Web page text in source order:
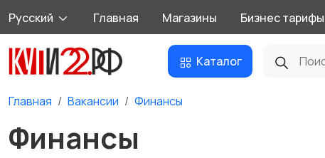
Русский Главная Магазины Бизнес тарифы
Каталог
Главная Вакансии Финансы
Финансы